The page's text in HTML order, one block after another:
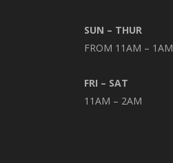
SUN – THUR
FROM 11AM – 1AM
FRI – SAT
11AM – 2AM